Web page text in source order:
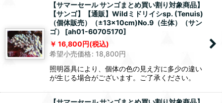
【サマーセール サンゴまとめ買い割り対象商品】
【サンゴ】【通販】Wildミドリイシsp. (Tenuis)
（個体販売）（±13x10cm)No.9（生体）（サン
ゴ）
[ah01-60705170]
16,800円(税込)
希望小売価格: 18,800円
照明器具により、個体の色の見え方に多少の違い
が生じる場合がございます。ご了承ください。